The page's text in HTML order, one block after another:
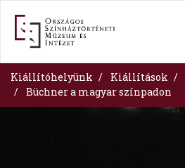
content
Kiállítóhelyünk Kiállítások
Büchner a magyar színpadon